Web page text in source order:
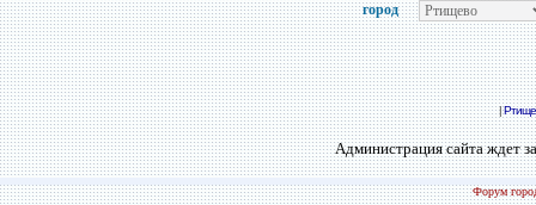
город
|
Администрация сайта ждет
Форум